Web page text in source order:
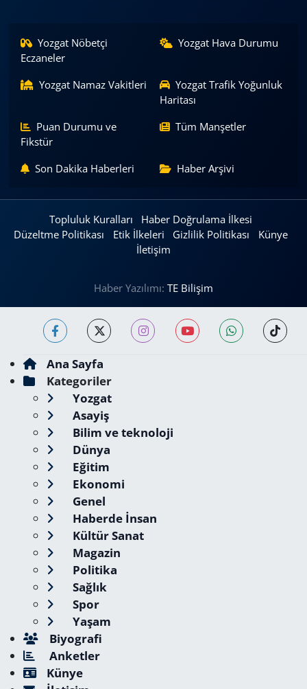
Yozgat Nöbetçi
Eczaneler
Yozgat Hava Durumu
Yozgat Namaz Vakitleri
Yozgat Trafik Yoğunluk
Haritası
Puan Durumu ve
Fikstür
Tüm Manşetler
Son Dakika Haberleri Haber Arşivi
Topluluk Kuralları
Haber Doğrulama İlkesi
Düzeltme Politikası
Etik İlkeleri Gizlilik Politikası
Künye
İletişim
Haber Yazılımı: TE Bilişim
Ana Sayfa
Kategoriler
Yozgat
Asayiş
Bilim ve teknoloji
Dünya
Eğitim
Ekonomi
Genel
Haberde İnsan
Kültür Sanat
Magazin
Politika
Sağlık
Spor
Yaşam
Biyografi
Anketler
Künye